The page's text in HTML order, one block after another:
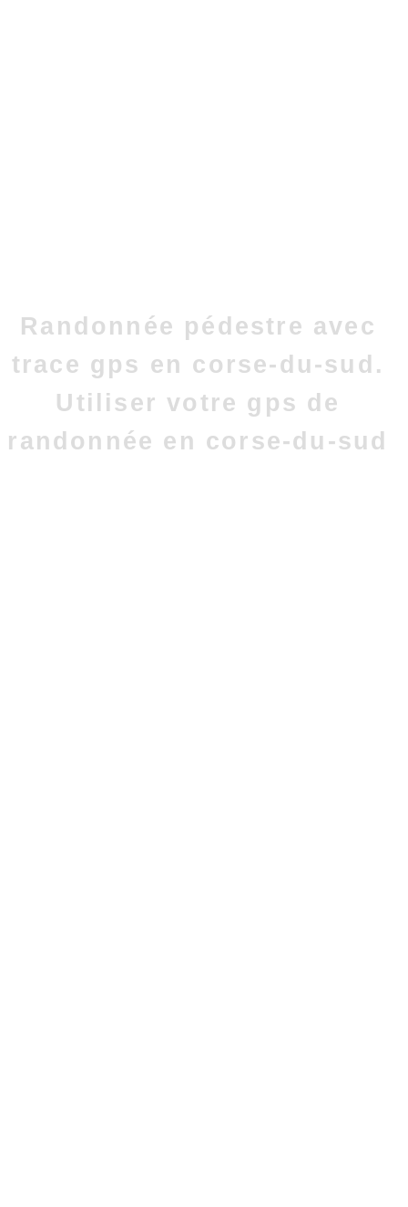
Randonnée pédestre avec
trace gps en corse-du-sud.
Utiliser votre gps de
randonnée en corse-du-sud